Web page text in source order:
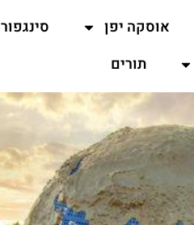
אוסקה יפן סינגפור
תורים